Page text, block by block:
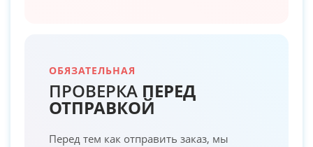
ОБЯЗАТЕЛЬНАЯ
ПРОВЕРКА ПЕРЕД
ОТПРАВКОЙ
Перед тем как отправить заказ, мы